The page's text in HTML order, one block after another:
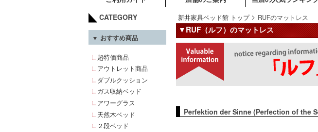
CATEGORY
▼ おすすめ商品
超特価商品
アウトレット商品
ダブルクッション
ガス収納ベッド
アワーグラス
天然木ベッド
２段ベッド
新井家具ベッド館 トップ RUFのマットレス
▼RUF（ルフ）のマットレス
Perfektion der Sinne (Perfection of the